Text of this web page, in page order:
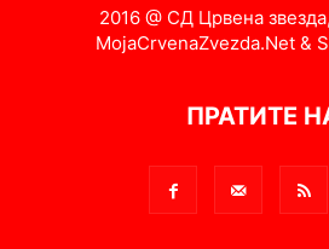
2016 @ СД Црвена
MojaCrvenaZvezda.Net &
ПРАТИТЕ